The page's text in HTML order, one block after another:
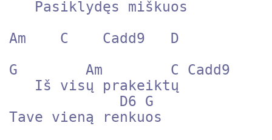
Am    C    Cadd9   D
G        Am        C Cadd9
Tave vieną renkuos